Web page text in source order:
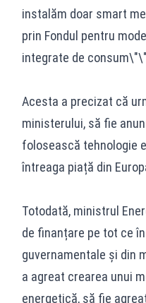
instalăm doar smart
prin Fondul pentru
integrate de
Acesta a precizat că
ministerului, să fie
folosească tehnologie
întreaga piață din
Totodată, ministrul
de finanțare pe tot ce
guvernamentale și din
a agreat crearea unui
energetică, să fie